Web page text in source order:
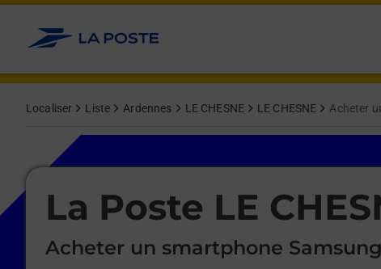
Allez au contenu
Localiser Liste Ardennes LE CHESNE LE CHESNE Acheter
La Poste LE
Acheter un smartphone Samsung
Le lien s'ouvre dans un nouvel onglet
Le lien s'ouvre dans un nouvel onglet
Afficher ou masquer la réponse
Afficher ou masquer la réponse
Afficher ou masquer la réponse
Afficher ou masquer la réponse
Afficher ou masquer la réponse
Afficher ou masquer la réponse